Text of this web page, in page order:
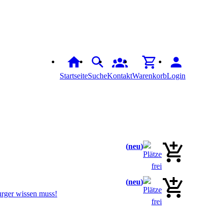
StartseiteSucheKontaktWarenkorbLogin
neu
neu
wissen muss!